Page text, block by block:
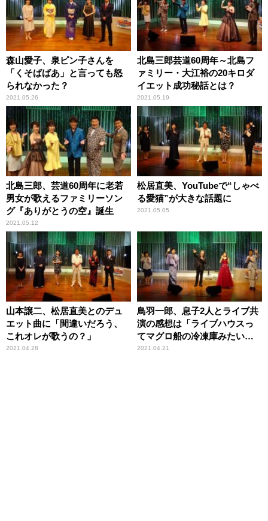
森山愛子、泉ピン子さんを
「くそばばあ」と言っても怒
られなかった？
2021.05.26
北島三郎芸道60周年～北島フ
ァミリー・大江裕の20キロダ
イエット成功秘話とは？
2021.05.19
北島三郎、芸道60周年に老若
男女が歌えるファミリーソン
グ『ありがとうの空』誕生
2021.05.12
松居直美、YouTubeで“しゃべ
る愛猫”が大きな話題に
2021.05.05
山本譲二、松居直美とのデュ
エット曲に「間違いだろう、
これオレが歌うの？」
2021.04.28
鳥羽一郎、息子2人とライブ共
演の感想は「ライブハウスっ
てマグロ船の冷凍庫みたいな
んだよな（笑）」
2021.04.21